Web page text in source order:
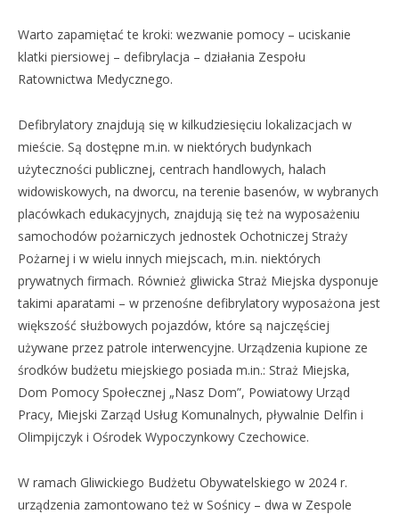
Warto zapamiętać te kroki: wezwanie pomocy – uciskanie
klatki piersiowej – defibrylacja – działania Zespołu
Ratownictwa Medycznego.
Defibrylatory znajdują się w kilkudziesięciu lokalizacjach w
mieście. Są dostępne m.in. w niektórych budynkach
użyteczności publicznej, centrach handlowych, halach
widowiskowych, na dworcu, na terenie basenów, w wybranych
placówkach edukacyjnych, znajdują się też na wyposażeniu
samochodów pożarniczych jednostek Ochotniczej Straży
Pożarnej i w wielu innych miejscach, m.in. niektórych
prywatnych firmach. Również gliwicka Straż Miejska dysponuje
takimi aparatami – w przenośne defibrylatory wyposażona jest
większość służbowych pojazdów, które są najczęściej
używane przez patrole interwencyjne. Urządzenia kupione ze
środków budżetu miejskiego posiada m.in.: Straż Miejska,
Dom Pomocy Społecznej „Nasz Dom”, Powiatowy Urząd
Pracy, Miejski Zarząd Usług Komunalnych, pływalnie Delfin i
Olimpijczyk i Ośrodek Wypoczynkowy Czechowice.
W ramach Gliwickiego Budżetu Obywatelskiego w 2024 r.
urządzenia zamontowano też w Sośnicy – dwa w Zespole